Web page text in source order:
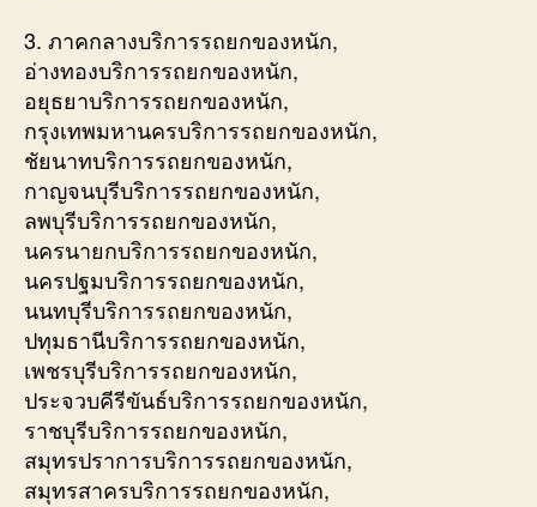
3. ภาคกลางบริการรถยกของหนัก,
อ่างทองบริการรถยกของหนัก,
อยุธยาบริการรถยกของหนัก,
กรุงเทพมหานครบริการรถยกของหนัก,
ชัยนาทบริการรถยกของหนัก,
กาญจนบุรีบริการรถยกของหนัก,
ลพบุรีบริการรถยกของหนัก,
นครนายกบริการรถยกของหนัก,
นครปฐมบริการรถยกของหนัก,
นนทบุรีบริการรถยกของหนัก,
ปทุมธานีบริการรถยกของหนัก,
เพชรบุรีบริการรถยกของหนัก,
ประจวบคีรีขันธ์บริการรถยกของหนัก,
ราชบุรีบริการรถยกของหนัก,
สมุทรปราการบริการรถยกของหนัก,
สมุทรสาครบริการรถยกของหนัก,